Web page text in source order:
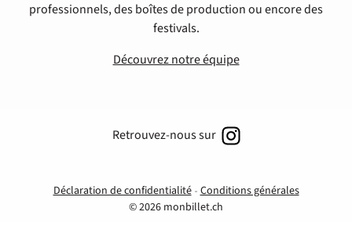
professionnels, des boîtes de production ou encore des
festivals.
Découvrez notre équipe
Déclaration de confidentialité Conditions générales
© 2026 monbillet.ch
Retrouvez-nous sur